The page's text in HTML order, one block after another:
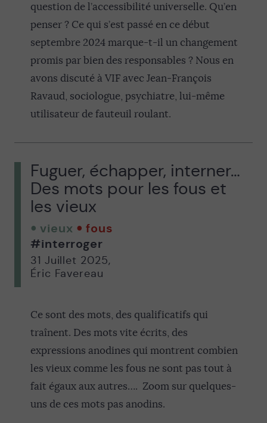
question de l’accessibilité universelle. Qu’en
penser ? Ce qui s’est passé en ce début
septembre 2024 marque-t-il un changement
promis par bien des responsables ? Nous en
avons discuté à VIF avec Jean-François
Ravaud, sociologue, psychiatre, lui-même
utilisateur de fauteuil roulant.
Fuguer, échapper, interner…
Des mots pour les fous et
les vieux
vieux
fous
#interroger
31 Juillet 2025,
Éric Favereau
Ce sont des mots, des qualificatifs qui
traînent. Des mots vite écrits, des
expressions anodines qui montrent combien
les vieux comme les fous ne sont pas tout à
fait égaux aux autres…. Zoom sur quelques-
uns de ces mots pas anodins.